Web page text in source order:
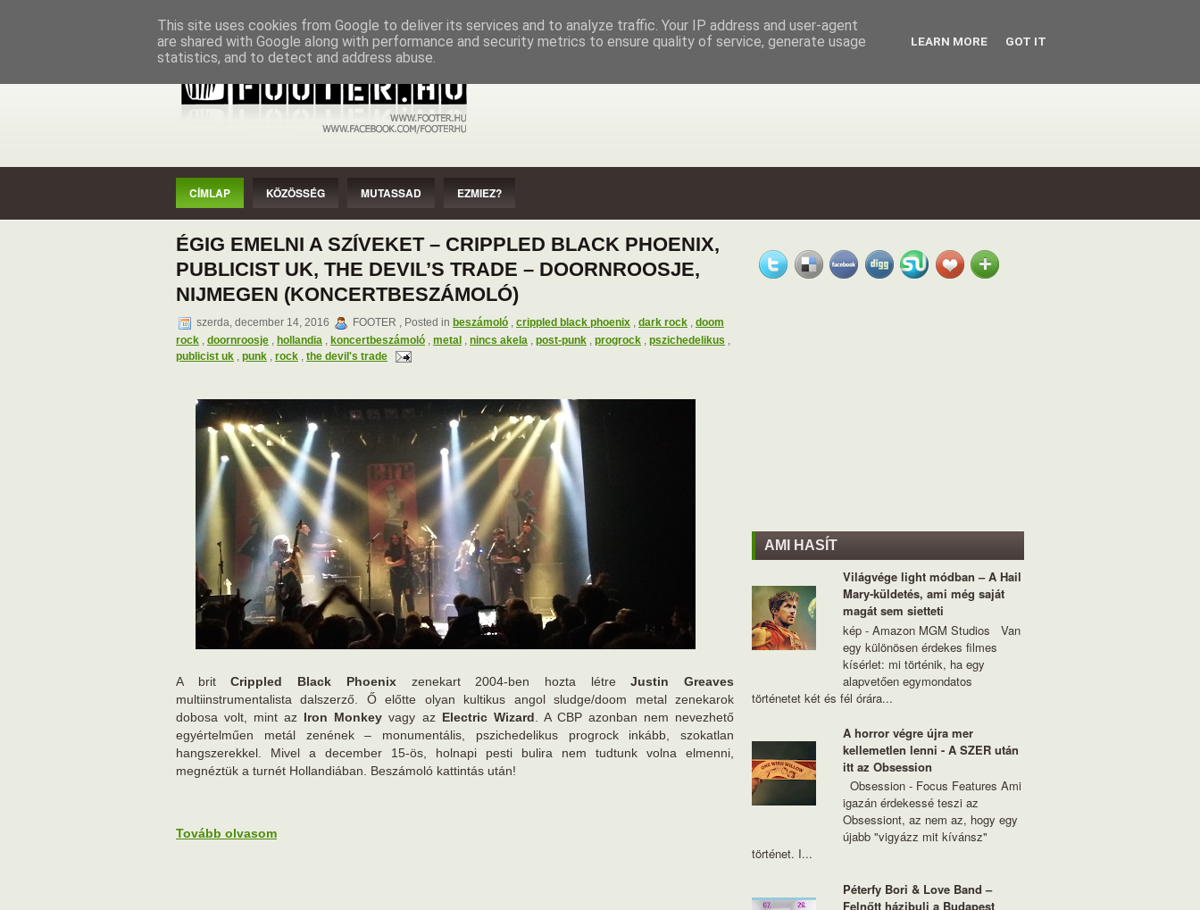
CÍMLAP KÖZÖSSÉG MUTASSAD EZMIEZ? IMPRESSZUM SZERZŐI JOGOK
CÍMLAP KÖZÖSSÉG MUTASSAD EZMIEZ?
ÉGIG EMELNI A SZÍVEKET – CRIPPLED BLACK PHOENIX,
PUBLICIST UK, THE DEVIL’S TRADE – DOORNROOSJE,
NIJMEGEN (KONCERTBESZÁMOLÓ)
szerda, december 14, 2016 FOOTER , Posted in beszámoló , crippled black phoenix , dark rock , doom
rock , doornroosje , hollandia , koncertbeszámoló , metal , nincs akela , post-punk , progrock , pszichedelikus ,
publicist uk , punk , rock , the devil's trade
A britCrippled Black Phoenix zenekart 2004-ben hozta létreJustin Greaves
multiinstrumentalista dalszerző. Ő előtte olyan kultikus angol sludge/doom metal zenekarok
dobosa volt, mint az Iron Monkey vagy az Electric Wizard . A CBP azonban nem nevezhető
egyértelműen metál zenének – monumentális, pszichedelikus progrock inkább, szokatlan
hangszerekkel. Mivel a december 15-ös, holnapi pesti bulira nem tudtunk volna elmenni,
megnéztük a turnét Hollandiában. Beszámoló kattintás után!
Tovább olvasom
AMI HASÍT
Világvége light módban – A Hail
Mary-küldetés, ami még saját
magát sem sietteti
kép - Amazon MGM Studios Van
egy különösen érdekes filmes
kísérlet: mi történik, ha egy
alapvetően egymondatos
történetet két és fél órára...
A horror végre újra mer
kellemetlen lenni - A SZER után
itt az Obsession
Obsession - Focus Features Ami
igazán érdekessé teszi az
Obsessiont, az nem az, hogy egy
újabb "vigyázz mit kívánsz"
történet. I...
Péterfy Bori & Love Band –
Felnőtt házibuli a Budapest
This site uses cookies from Google to deliver its services and to analyze traffic. Your IP address and user-agent
are shared with Google along with performance and security metrics to ensure quality of service, generate usage
statistics, and to detect and address abuse.
LEARN MORE GOT IT